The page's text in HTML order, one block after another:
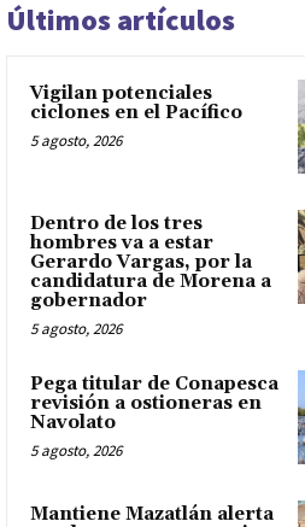
Últimos artículos
Vigilan potenciales
ciclones en el Pacífico
5 agosto, 2026
Dentro de los tres
hombres va a estar
Gerardo Vargas, por la
candidatura de Morena a
gobernador
5 agosto, 2026
Pega titular de Conapesca
revisión a ostioneras en
Navolato
5 agosto, 2026
Mantiene Mazatlán alerta